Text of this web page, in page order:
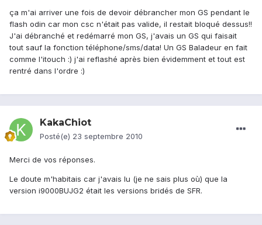
ça m'ai arriver une fois de devoir débrancher mon GS pendant le
flash odin car mon csc n'était pas valide, il restait bloqué dessus!!
J'ai débranché et redémarré mon GS, j'avais un GS qui faisait
tout sauf la fonction téléphone/sms/data! Un GS Baladeur en fait
comme l'itouch :) j'ai reflashé après bien évidemment et tout est
rentré dans l'ordre :)
KakaChiot
Posté(e) 23 septembre 2010
Merci de vos réponses.
Le doute m'habitais car j'avais lu (je ne sais plus où) que la
version i9000BUJG2 était les versions bridés de SFR.